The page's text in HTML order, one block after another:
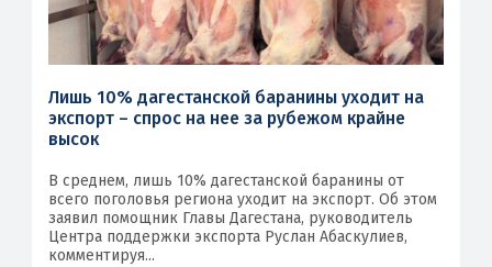
Лишь 10% дагестанской баранины уходит на
экспорт – спрос на нее за рубежом крайне
высок
В среднем, лишь 10% дагестанской баранины от
всего поголовья региона уходит на экспорт. Об этом
заявил помощник Главы Дагестана, руководитель
Центра поддержки экспорта Руслан Абаскулиев,
комментируя...